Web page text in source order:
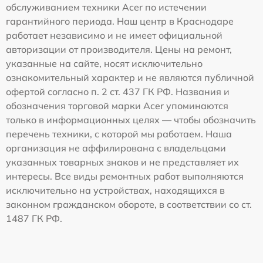
обслуживанием техники Acer по истечении
гарантийного периода. Наш центр в Краснодаре
работает независимо и не имеет официальной
авторизации от производителя. Цены на ремонт,
указанные на сайте, носят исключительно
ознакомительный характер и не являются публичной
офертой согласно п. 2 ст. 437 ГК РФ. Названия и
обозначения торговой марки Acer упоминаются
только в информационных целях — чтобы обозначить
перечень техники, с которой мы работаем. Наша
организация не аффилирована с владельцами
указанных товарных знаков и не представляет их
интересы. Все виды ремонтных работ выполняются
исключительно на устройствах, находящихся в
законном гражданском обороте, в соответствии со ст.
1487 ГК РФ.